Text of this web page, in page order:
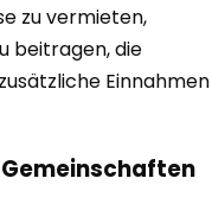
zu vermieten,
beitragen, die
Einnahmen